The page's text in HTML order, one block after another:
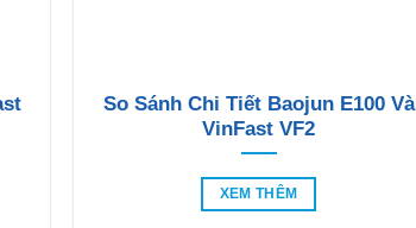
So Sánh Chi Tiết Baojun E100 Và
VinFast VF2
XEM THÊM